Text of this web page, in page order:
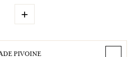
+
PIVOINE